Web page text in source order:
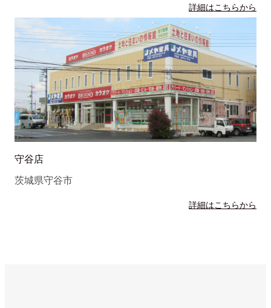
詳細はこちらから
守谷店
茨城県守谷市
詳細はこちらから